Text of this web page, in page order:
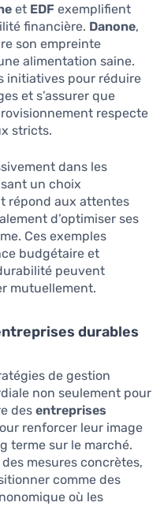
et EDF exemplifient
financière. Danone,
son empreinte
alimentation saine.
initiatives pour réduire
et s’assurer que
respecte
stricts.
dans les
un choix
répond aux attentes
d’optimiser ses
Ces exemples
budgétaire et
peuvent
mutuellement.
durables
de gestion
non seulement pour
des entreprises
renforcer leur image
terme sur le marché.
mesures concrètes,
comme des
où les